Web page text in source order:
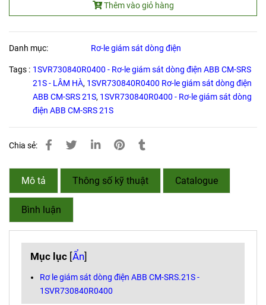
Thêm vào giỏ hàng
Danh mục: Rơ-le giám sát dòng điện
Tags : 1SVR730840R0400 - Rơ-le giám sát dòng điện ABB CM-SRS
21S - LÂM HÀ, 1SVR730840R0400 Rơ-le giám sát dòng điện
ABB CM-SRS 21S, 1SVR730840R0400 - Rơ-le giám sát dòng
điện ABB CM-SRS 21S
Chia sẻ:
Mô tả Thông số kỹ thuật Catalogue
Bình luận
Mục lục [Ẩn]
Rơ le giám sát dòng điện ABB CM-SRS.21S -
1SVR730840R0400